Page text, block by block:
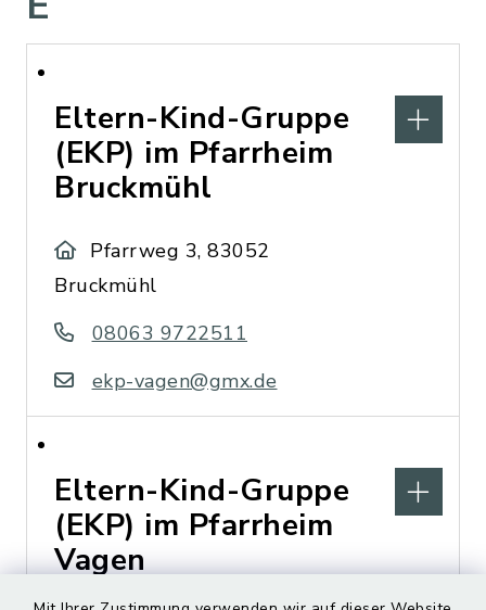
Eltern-Kind-Gruppe
(EKP) im Pfarrheim
Bruckmühl
Pfarrweg 3, 83052
Bruckmühl
08063 9722511
ekp-vagen@gmx.de
Eltern-Kind-Gruppe
(EKP) im Pfarrheim
Vagen